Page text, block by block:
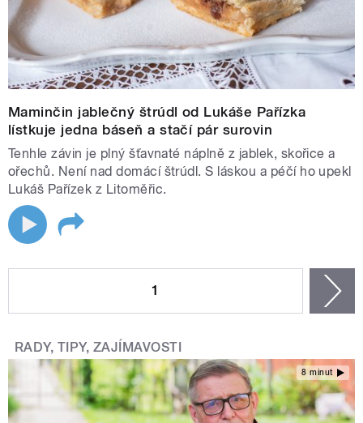
Maminčin jablečný štrúdl od Lukáše Pařízka
lístkuje jedna báseň a stačí pár surovin
Tenhle závin je plný šťavnaté náplně z jablek, skořice a
ořechů. Není nad domácí štrúdl. S láskou a péčí ho upekl
Lukáš Pařízek z Litoměřic.
1
RADY, TIPY, ZAJÍMAVOSTI
8 minut